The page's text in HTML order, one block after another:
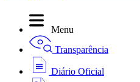
Menu
Transparência
Diário Oficial